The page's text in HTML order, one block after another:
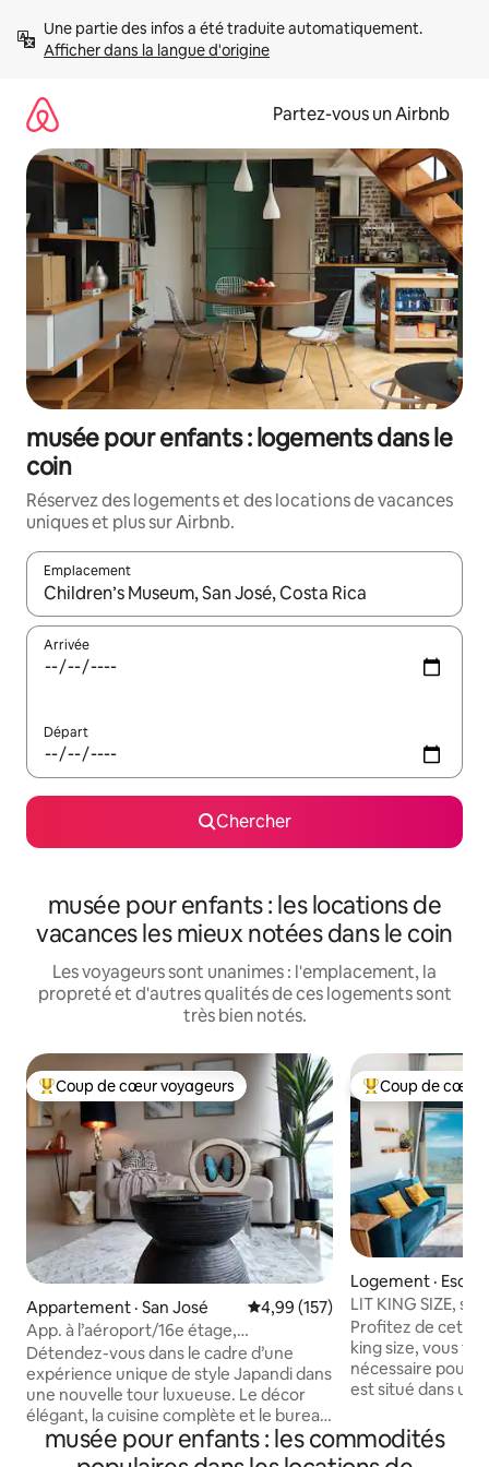
directement
Afficher dans la langue d'origine
Partez-vous un Airbnb
musée pour enfants : logements dans le
coin
Réservez des logements et des locations de vacances
uniques et plus sur Airbnb.
Emplacement
Quand les résultats sont affichés, parcourez-les en utilisant
Arrivée
Départ
Chercher
musée pour enfants : les locations de
vacances les mieux notées dans le coin
Les voyageurs sont unanimes : l'emplacement, la
propreté et d'autres qualités de ces logements sont
très bien notés.
Coup de cœur voyageurs parmi les plus aimés
Coup de cœur voyageurs
Appartement · San José Note moyenne de 4,99 sur 5,
4,99 (157)
App. à l’aéroport/16e étage,
climatisation, stationnement, vue sur le
toit, visites guidées
Détendez-vous dans le cadre d’une
expérience unique de style Japandi dans
une nouvelle tour luxueuse. Le décor
élégant, la cuisine complète et le bureau
dédié avec Internet haute vitesse
offrent à tout voyageur un mélange
Coup de cœur
Coup de cœur
Logement ·
LIT KING SIZE,
espaces verts,
Profitez de cet
king size, vous
nécessaire pour
est situé dans un
la ville. Proche
commerciaux,
musée pour enfants : les commodités